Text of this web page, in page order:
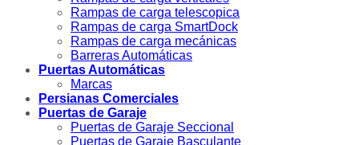
Rampas de carga telescopica
Rampas de carga SmartDock
Rampas de carga mecánicas
Barreras Automáticas
Puertas Automáticas
Marcas
Persianas Comerciales
Puertas de Garaje
Puertas de Garaje Seccional
Puertas de Garaje Basculante